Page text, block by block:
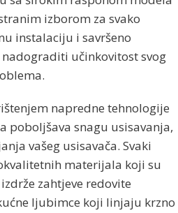
izborom za svako
instalaciju i savršeno
učinkovitost svog
napredne tehnologije
poboljšava snagu usisavanja,
vašeg usisavača. Svaki
materijala koji su
zahtjeve redovite
ljubimce koji linjaju krzno